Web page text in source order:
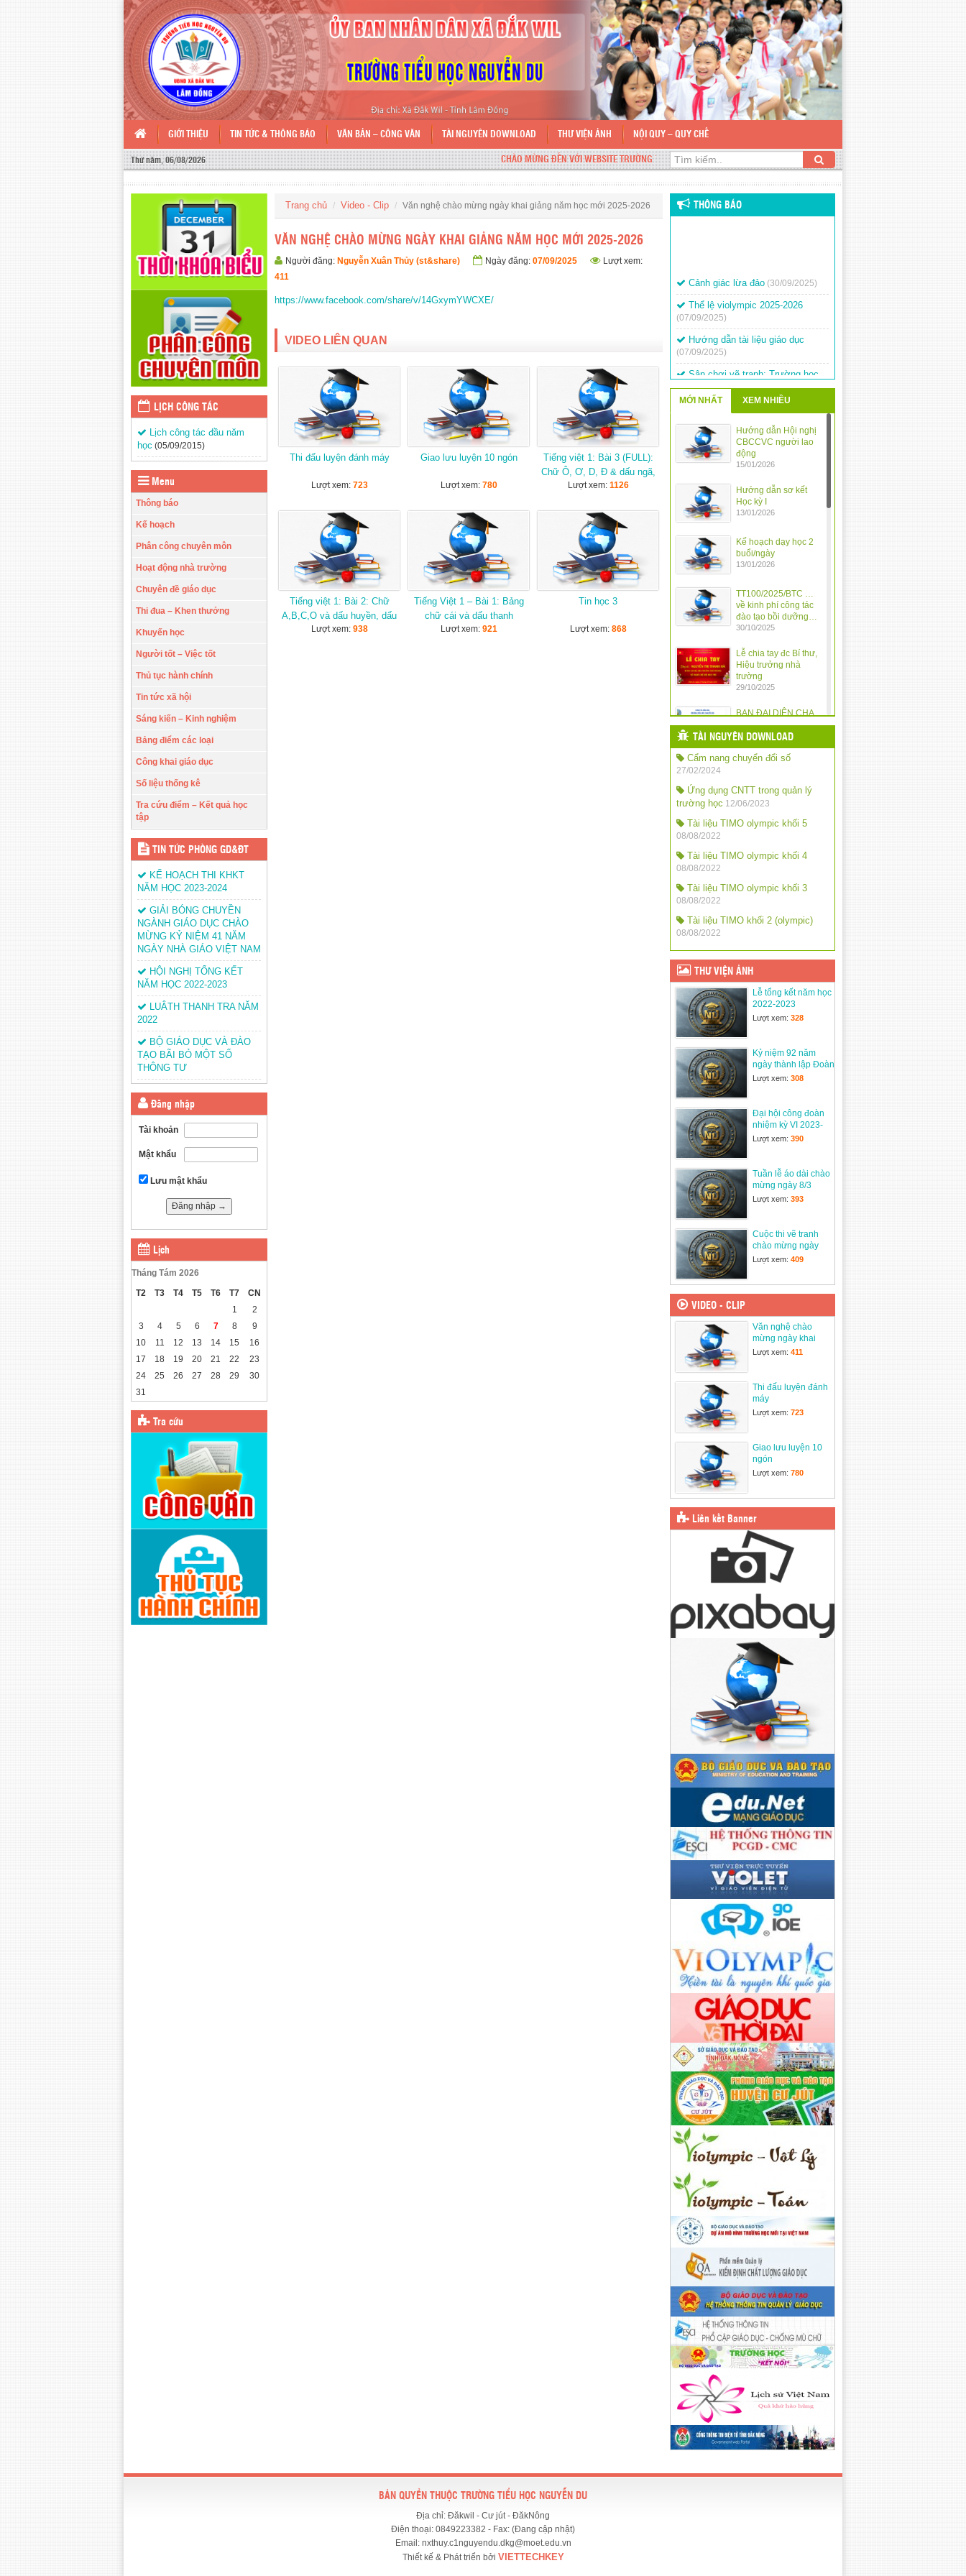
GIỚI THIỆU TIN TỨC & THÔNG BÁO VĂN BẢN – CÔNG VĂN TÀI NGUYÊN DOWNLOAD THƯ VIỆN ẢNH NỘI QUY – QUY CHẾ
Thứ năm, 06/08/2026 CHÀO MỪNG ĐẾN VỚI WEBSITE TRƯỜNG TIỂU HỌC NGUYỄN DU
LỊCH CÔNG TÁC
Lịch công tác đầu năm
học (05/09/2015)
Menu
Thông báo
Kế hoạch
Phân công chuyên môn
Hoạt động nhà trường
Chuyên đề giáo dục
Thi đua – Khen thưởng
Khuyến học
Người tốt – Việc tốt
Thủ tục hành chính
Tin tức xã hội
Sáng kiến – Kinh nghiệm
Bảng điểm các loại
Công khai giáo dục
Số liệu thống kê
Tra cứu điểm – Kết quả học
tập
TIN TỨC PHÒNG GD&ĐT
KẾ HOẠCH THI KHKT
NĂM HỌC 2023-2024
GIẢI BÓNG CHUYỀN
NGÀNH GIÁO DỤC CHÀO
MỪNG KỶ NIỆM 41 NĂM
NGÀY NHÀ GIÁO VIỆT NAM
HỘI NGHỊ TỔNG KẾT
NĂM HỌC 2022-2023
LUÂTH THANH TRA NĂM
2022
BỘ GIÁO DỤC VÀ ĐÀO
TẠO BÃI BỎ MỘT SỐ
THÔNG TƯ
Đăng nhập
Tài khoản
Mật khẩu
Lưu mật khẩu
Lịch
Tháng Tám 2026
T2
T3 T4 T5 T6 T7
CN
1
2
3
4 5 6 7 8
9
10
11 12 13 14 15
16
17
18 19 20 21 22
23
24
25 26 27 28 29
30
31
Tra cứu
Trang chủ Video - Clip Văn nghệ chào mừng ngày khai giảng năm học mới 2025-2026
VĂN NGHỆ CHÀO MỪNG NGÀY KHAI GIẢNG NĂM HỌC MỚI 2025-2026
Người đăng: Nguyễn Xuân Thủy (st&share) Ngày đăng: 07/09/2025
Lượt xem:
411
https://www.facebook.com/share/v/14GxymYWCXE/
VIDEO LIÊN QUAN
Thi đấu luyện đánh máy
Lượt xem: 723
Giao lưu luyện 10 ngón
Lượt xem: 780
Tiếng việt 1: Bài 3 (FULL):
Chữ Ô, Ơ, D, Đ & dấu ngã,
dấu hỏi
Lượt xem: 1126
Tiếng việt 1: Bài 2: Chữ
A,B,C,O và dấu huyền, dấu
sắc
Lượt xem: 938
Tiếng Việt 1 – Bài 1: Bảng
chữ cái và dấu thanh
Lượt xem: 921
Tin học 3
Lượt xem: 868
THÔNG BÁO
Thể lệ violympic 2025-2026
(07/09/2025)
Hướng dẫn tài liệu giáo dục
(07/09/2025)
Sân chơi vẽ tranh: Trường học
hạnh phúc (19/03/2024)
Tập huấn sử dụng chữ ký số
Kế hoạch tổ chức ngày hội vui
khỏe (12/03/2024)
Tổ chức Hội thi Olympic Tiếng
năm học 2023-2024 (12/03/2024)
Thay đổi thời gian thi Giao lưu
Tiếng Việt (11/03/2024)
Cuộc thi vẽ tranh về Chiến thắng
Điện Biên Phủ
(11/03/2024)
chúng em”
(26/02/2024)
MỚI NHẤT XEM NHIỀU
Hướng dẫn Hội nghị
CBCCVC người lao
động
15/01/2026
Hướng dẫn sơ kết
Học kỳ I
13/01/2026
Kế hoạch dạy học 2
buổi/ngày
13/01/2026
TT100/2025/BTC …
về kinh phí công tác
đào tạo bồi dưỡng…
30/10/2025
Lễ chia tay đc Bí thư,
Hiệu trưởng nhà
trường
29/10/2025
BAN ĐẠI DIỆN CHA
MẸ HỌC SINH
TRƯỜNG TIỂU HỌC
NGUYỄN DU TRIỂN
KHAI KẾ HOẠCH HOẠT ĐỘNG NĂM
HỌC 2025 – 2026
Quy định chế độ trả
tiền lương dạy thêm
giờ đối với nhà giáo
dục công lập
24/09/2025
QĐ khen thưởng năm
mức độ chuyển đổi
số
23/09/2025
DỰ THẢO Nghị định
Quy định chính sách
tiền lương, chế độ
phụ cấp,…
31/07/2025
Trắc nghiệm Toán 5
19/07/2025
TRƯỜNG TIỂU HỌC
NGUYỄN DU ĐÓN
THIỆN NGUYỆN ĐẦY
Ý NGHĨA TỪ TRƯỜNG TIỂU HỌC LÊ
HOÀN – Q. Gò Vấp – TP. HCM
14/06/2025
Lễ tổng kết năm học
2024-2025
28/05/2025
Công Đoàn Viên Giỏi
3/2025
31/03/2025
Ngày Hội thiếu nhi
vui khỏe
24/03/2025
TÀI NGUYÊN DOWNLOAD
Cẩm nang chuyển đổi số
27/02/2024
Ứng dụng CNTT trong quản lý
trường học 12/06/2023
Tài liệu TIMO olympic khối 5
08/08/2022
Tài liệu TIMO olympic khối 4
08/08/2022
Tài liệu TIMO olympic khối 3
08/08/2022
Tài liệu TIMO khối 2 (olympic)
08/08/2022
THƯ VIỆN ẢNH
Lễ tổng kết năm học
2022-2023
Lượt xem: 328
Kỷ niệm 92 năm
ngày thành lập Đoàn
TNCSHCM
Lượt xem: 308
Đại hội công đoàn
nhiệm kỳ VI 2023-
2028
Lượt xem: 390
Tuần lễ áo dài chào
mừng ngày 8/3
Lượt xem: 393
Cuộc thi vẽ tranh
chào mừng ngày
thành lập Quân đội
Lượt xem: 409
VIDEO - CLIP
Văn nghệ chào
mừng ngày khai
giảng năm học mới
Lượt xem: 411
Thi đấu luyện đánh
máy
Lượt xem: 723
Giao lưu luyện 10
ngón
Lượt xem: 780
Liên kết Banner
BẢN QUYỀN THUỘC TRƯỜNG TIỂU HỌC NGUYỄN DU
Địa chỉ: Đăkwil - Cư jút - ĐăkNông
Điện thoại: 0849223382 - Fax: (Đang cập nhật)
Email: nxthuy.c1nguyendu.dkg@moet.edu.vn
Thiết kế & Phát triển bởi VIETTECHKEY